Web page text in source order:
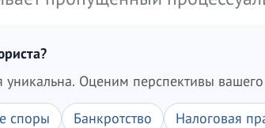
уникальна. Оценим перспективы
споры Банкротство Налоговая